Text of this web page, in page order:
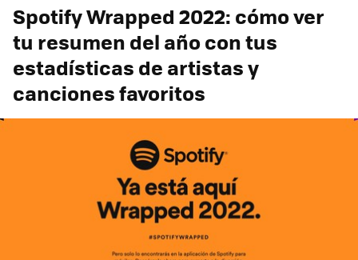
Spotify Wrapped 2022: cómo ver
tu resumen del año con tus
estadísticas de artistas y
canciones favoritos